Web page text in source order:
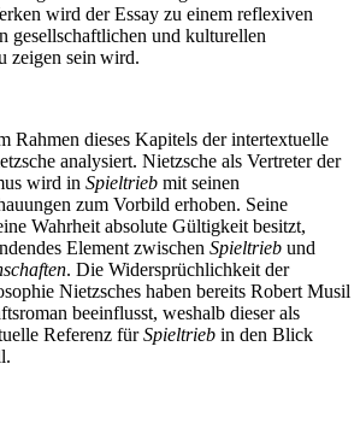
wird der Essay zu einem reflexiven
gesellschaftlichen und kulturellen
zeigen sein wird.
Rahmen dieses Kapitels der intertextuelle
analysiert. Nietzsche als Vertreter der
wird in Spieltrieb mit seinen
zum Vorbild erhoben. Seine
Wahrheit absolute Gültigkeit besitzt,
Element zwischen Spieltrieb und
. Die Widersprüchlichkeit der
Nietzsches haben bereits Robert Musil
beeinflusst, weshalb dieser als
Referenz fürSpieltrieb in den Blick